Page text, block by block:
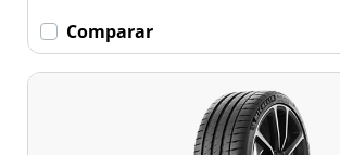
Comparar